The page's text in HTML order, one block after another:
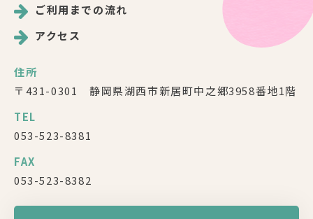
ご利用までの流れ
アクセス
住所
〒431-0301 静岡県湖西市新居町中之郷3958番地1階
TEL
053-523-8381
FAX
053-523-8382